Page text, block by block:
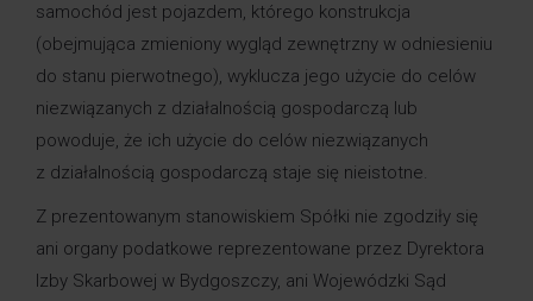
samochód jest pojazdem, którego konstrukcja
(obejmująca zmieniony wygląd zewnętrzny w odniesieniu
do stanu pierwotnego), wyklucza jego użycie do celów
niezwiązanych z działalnością gospodarczą lub
powoduje, że ich użycie do celów niezwiązanych
z działalnością gospodarczą staje się nieistotne.
Z prezentowanym stanowiskiem Spółki nie zgodziły się
ani organy podatkowe reprezentowane przez Dyrektora
Izby Skarbowej w Bydgoszczy, ani Wojewódzki Sąd